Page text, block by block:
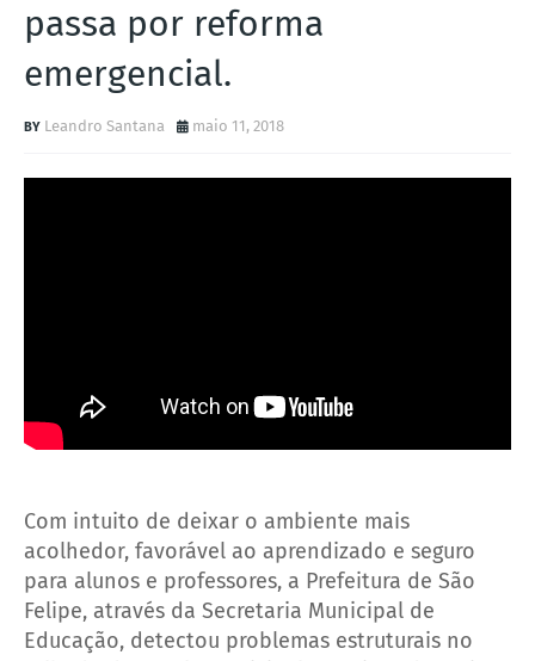
passa por reforma
emergencial.
Leandro Santana maio 11, 2018
Com intuito de deixar o ambiente mais
acolhedor, favorável ao aprendizado e seguro
para alunos e professores, a Prefeitura de São
Felipe, através da Secretaria Municipal de
Educação, detectou problemas estruturais no